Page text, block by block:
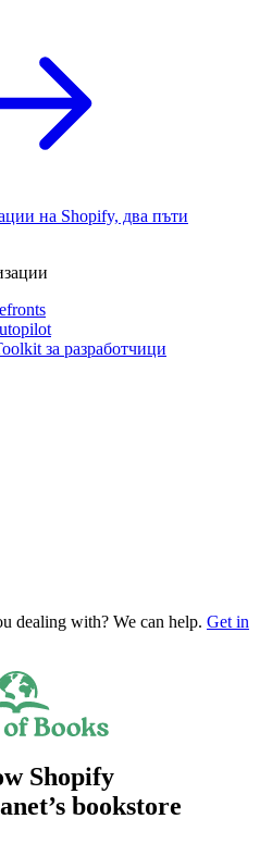
на Shopify, два пъти
за разработчици
dealing with? We can help. Get in
Shopify
bookstore